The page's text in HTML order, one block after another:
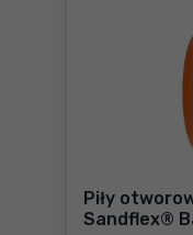
Piły
Sandflex®